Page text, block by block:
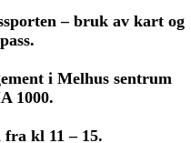
– bruk av kart og
i Melhus sentrum
1000.
kl 11 – 15.